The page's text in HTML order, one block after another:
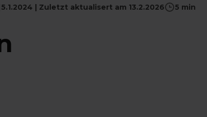
5.1.2024 | Zuletzt aktualisert am 13.2.2026 5 min